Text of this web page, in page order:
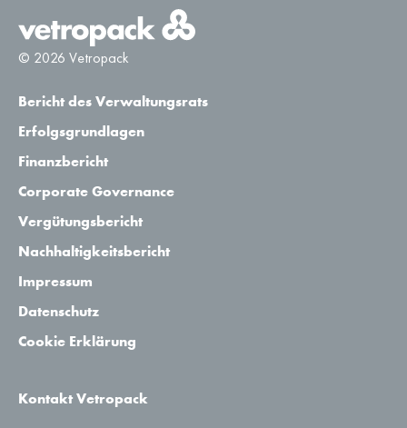
© 2026 Vetropack
Bericht des Verwaltungsrats
Erfolgsgrundlagen
Finanzbericht
Corporate Governance
Vergütungsbericht
Nachhaltigkeitsbericht
Impressum
Datenschutz
Cookie Erklärung
Kontakt Vetropack